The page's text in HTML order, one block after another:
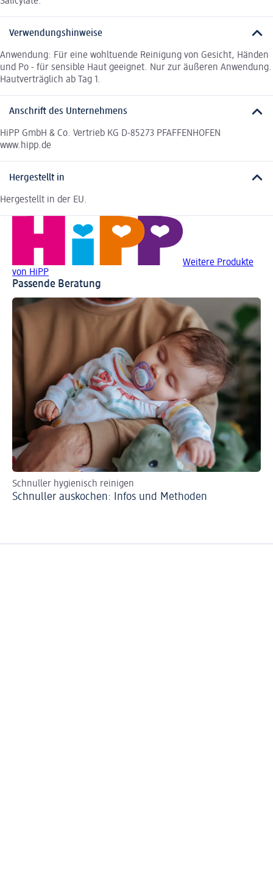
Verwendungshinweise
Anwendung: Für eine wohltuende Reinigung von Gesicht, Händen
und Po - für sensible Haut geeignet. Nur zur äußeren Anwendung.
Hautverträglich ab Tag 1.
Anschrift des Unternehmens
HiPP GmbH & Co. Vertrieb KG D-85273 PFAFFENHOFEN
www.hipp.de
Hergestellt in
Hergestellt in der EU.
Weitere Produkte
von HiPP
Passende Beratung
Schnuller hygienisch reinigen
Schnuller auskochen: Infos und Methoden